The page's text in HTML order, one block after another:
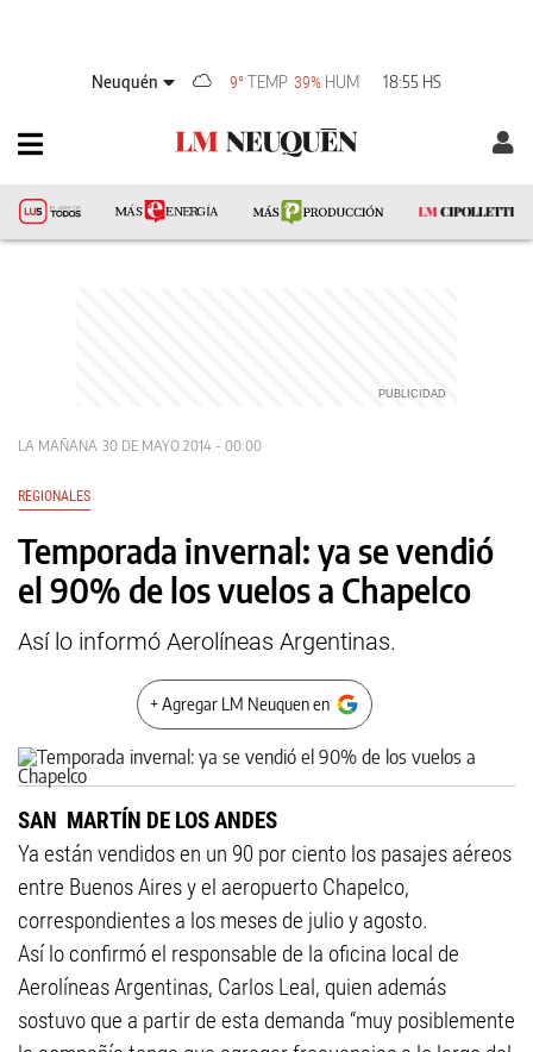
Neuquén 9°TEMP 39% HUM 18:55 HS
LA MAÑANA 30 DE MAYO 2014 - 00:00
REGIONALES
Temporada invernal: ya se vendió
el 90% de los vuelos a Chapelco
Así lo informó Aerolíneas Argentinas.
+ Agregar LM Neuquen en
SAN MARTÍN DE LOS ANDES
Ya están vendidos en un 90 por ciento los pasajes aéreos
entre Buenos Aires y el aeropuerto Chapelco,
correspondientes a los meses de julio y agosto.
Así lo confirmó el responsable de la oficina local de
Aerolíneas Argentinas, Carlos Leal, quien además
sostuvo que a partir de esta demanda “muy posiblemente